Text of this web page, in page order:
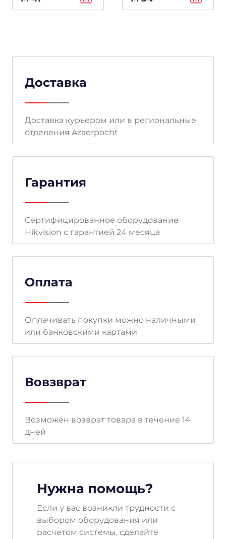
Доставка
Доставка курьером или в региональные
отделения Azaerpocht
Гарантия
Сертифицированное оборудование
Hikvision с гарантией 24 месяца
Оплата
Оплачивать покупки можно наличными
или банковскими картами
Вовзврат
Возможен возврат товара в течение 14
дней
Нужна помощь?
Если у вас возникли трудности с
выбором оборудования или
расчетом системы, сделайте